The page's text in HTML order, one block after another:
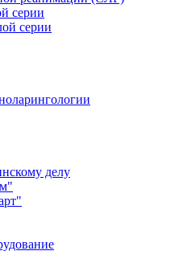
серии
серии
делу